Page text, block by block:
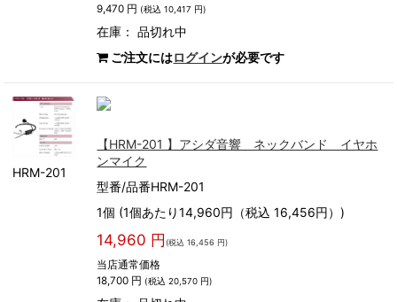
9,470 円 (税込 10,417 円)
在庫：品切れ中
ご注文にはログインが必要です
HRM-201
【HRM-201 】アシダ音響 ネックバンド イヤホ
ンマイク
型番/品番HRM-201
1個 (1個あたり14,960円（税込 16,456円）)
14,960 円 (税込 16,456 円)
当店通常価格
18,700 円 (税込 20,570 円)